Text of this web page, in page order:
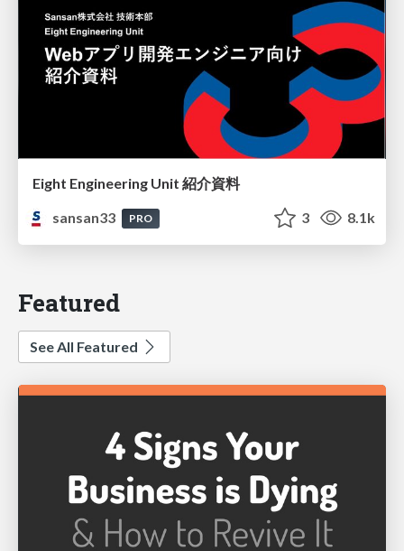
Eight Engineering Unit 紹介資料
sansan33
PRO 3 8.1k
Featured
See All Featured